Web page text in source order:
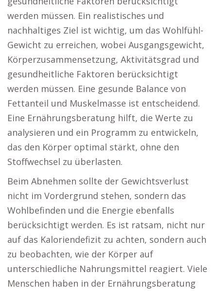
werden müssen. Ein realistisches und
nachhaltiges Ziel ist wichtig, um das Wohlfühl-
Gewicht zu erreichen, wobei Ausgangsgewicht,
Körperzusammensetzung, Aktivitätsgrad und
gesundheitliche Faktoren berücksichtigt
werden müssen. Eine gesunde Balance von
Fettanteil und Muskelmasse ist entscheidend.
Eine Ernährungsberatung hilft, die Werte zu
analysieren und ein Programm zu entwickeln,
das den Körper optimal stärkt, ohne den
Stoffwechsel zu überlasten.
Beim Abnehmen sollte der Gewichtsverlust
nicht im Vordergrund stehen, sondern das
Wohlbefinden und die Energie ebenfalls
berücksichtigt werden. Es ist ratsam, nicht nur
auf das Kaloriendefizit zu achten, sondern auch
zu beobachten, wie der Körper auf
unterschiedliche Nahrungsmittel reagiert. Viele
Menschen haben in der Ernährungsberatung